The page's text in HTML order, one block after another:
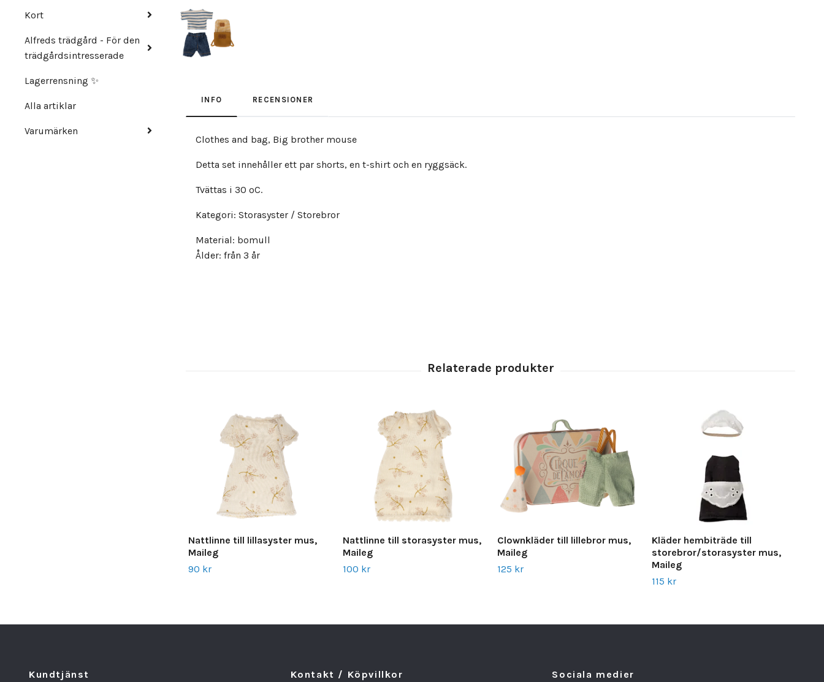
Kort
Alfreds trädgård - För den
trädgårdsintresserade
Lagerrensning ✨
Alla artiklar
Varumärken
INFO RECENSIONER
Clothes and bag, Big brother mouse
Detta set innehåller ett par shorts, en t-shirt och en ryggsäck.
Tvättas i 30 ºC.
Kategori: Storasyster / Storebror
Material: bomull
Ålder: från 3 år
Nattlinne till lillasyster mus,
Maileg
90 kr
Nattlinne till storasyster mus,
Maileg
100 kr
Clownkläder till lillebror mus,
Maileg
125 kr
Kläder hembiträde till
storebror/storasyster mus,
Maileg
115 kr
Kundtjänst Kontakt / Köpvillkor Sociala medier